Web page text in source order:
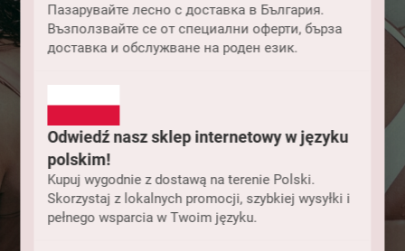
Пазарувайте лесно с доставка в България.
Възползвайте се от специални оферти, бърза
доставка и обслужване на роден език.
Odwiedź nasz sklep internetowy w języku
polskim!
Kupuj wygodnie z dostawą na terenie Polski.
Skorzystaj z lokalnych promocji, szybkiej wysyłki i
pełnego wsparcia w Twoim języku.
Жіночі купальники